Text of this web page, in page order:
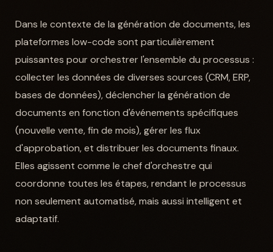
Dans le contexte de la génération de documents, les
plateformes low-code sont particulièrement
puissantes pour orchestrer l'ensemble du processus :
collecter les données de diverses sources (CRM, ERP,
bases de données), déclencher la génération de
documents en fonction d'événements spécifiques
(nouvelle vente, fin de mois), gérer les flux
d'approbation, et distribuer les documents finaux.
Elles agissent comme le chef d'orchestre qui
coordonne toutes les étapes, rendant le processus
non seulement automatisé, mais aussi intelligent et
adaptatif.